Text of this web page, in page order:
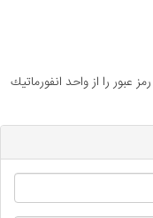
را از واحد انفورماتيك